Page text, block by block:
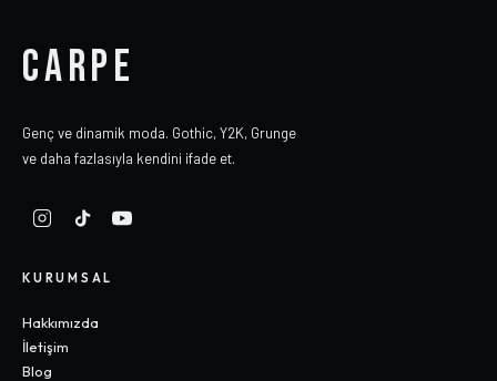
CARPE
Genç ve dinamik moda. Gothic, Y2K, Grunge
ve daha fazlasıyla kendini ifade et.
KURUMSAL
Hakkımızda
İletişim
Blog